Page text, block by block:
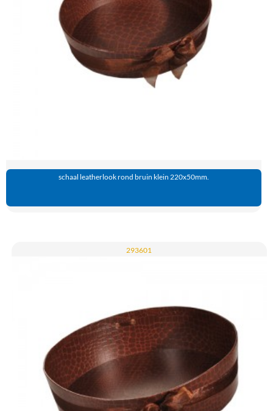
schaal leatherlook rond bruin klein 220x50mm.
293601